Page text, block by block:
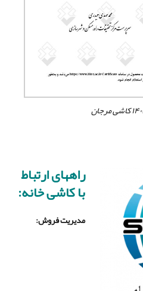
راههای ارتباط
با کاشی خانه:
مدیریت فروش: